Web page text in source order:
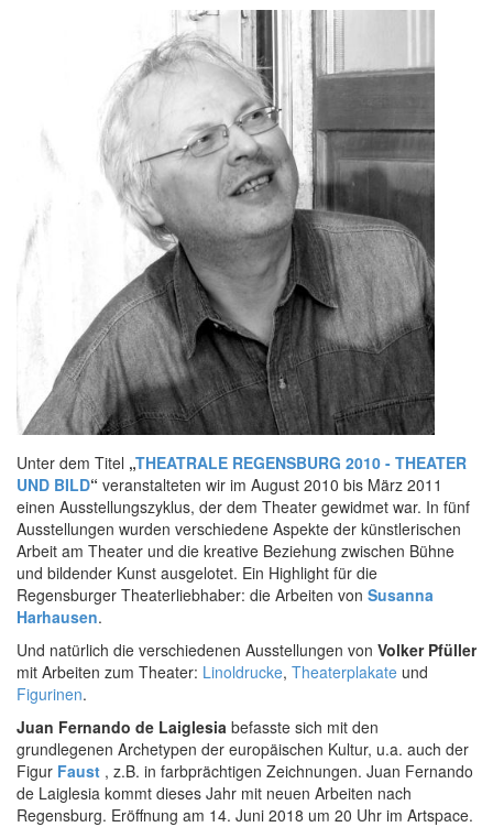
Unter dem Titel „THEATRALE REGENSBURG 2010 - THEATER
UND BILD“ veranstalteten wir im August 2010 bis März 2011
einen Ausstellungszyklus, der dem Theater gewidmet war. In fünf
Ausstellungen wurden verschiedene Aspekte der künstlerischen
Arbeit am Theater und die kreative Beziehung zwischen Bühne
und bildender Kunst ausgelotet. Ein Highlight für die
Regensburger Theaterliebhaber: die Arbeiten von Susanna
Harhausen.
Und natürlich die verschiedenen Ausstellungen von Volker Pfüller
mit Arbeiten zum Theater: Linoldrucke, Theaterplakate und
Figurinen.
Juan Fernando de Laiglesia befasste sich mit den
grundlegenen Archetypen der europäischen Kultur, u.a. auch der
Figur Faust , z.B. in farbprächtigen Zeichnungen. Juan Fernando
de Laiglesia kommt dieses Jahr mit neuen Arbeiten nach
Regensburg. Eröffnung am 14. Juni 2018 um 20 Uhr im Artspace.